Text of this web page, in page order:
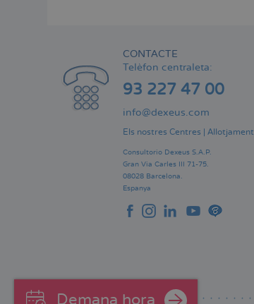
Demana hora
CONTACTE
Telèfon centraleta:
93 227 47 00
info@dexeus.com
Els nostres Centres | Allotjament
Consultorio Dexeus S.A.P.
Gran Via Carles III 71-75.
08028 Barcelona.
Espanya